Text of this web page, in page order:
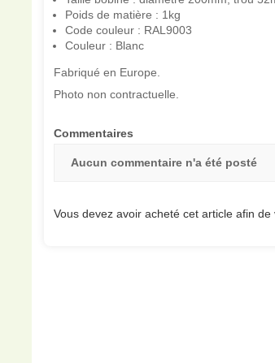
Poids de matière : 1kg
Code couleur : RAL9003
Couleur : Blanc
Fabriqué en Europe.
Photo non contractuelle.
Commentaires
Aucun commentaire n'a été posté
Vous devez avoir acheté cet article afin